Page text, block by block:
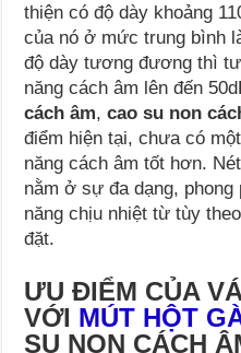
thiện có độ dày khoảng
của nó ở mức trung bình
độ dày tương đương thì
năng cách âm lên đến
cách âm,cao su non
điểm hiện tại, chưa có
năng cách âm tốt hơn.
nằm ở sự đa dạng,
năng chịu nhiệt từ tùy
đặt.
ƯU ĐIỂM CỦA
VỚI MÚT HỘT
SU NON CÁCH